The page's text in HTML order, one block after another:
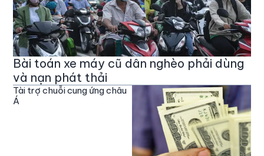
Bài toán xe máy cũ dân nghèo phải dùng
và nạn phát thải
Tài trợ chuỗi cung ứng châu
Á